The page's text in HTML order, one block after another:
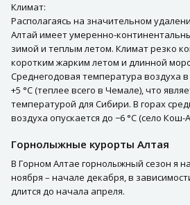
Климат:
Располагаясь на значительном
Алтай имеет умеренно-
зимой и теплым летом. Климат резко
коротким жарким летом и длинной
Среднегодовая температура воздуха
+5 °C (теплее всего в Чемале), что
температурой для Сибири. В горах
воздуха опускается до −6 °C (село Кош-
Горнолыжные курорты Алтая
В Горном Алтае горнолыжный сезон я
ноября – начале декабря, в
длится до начала апреля.